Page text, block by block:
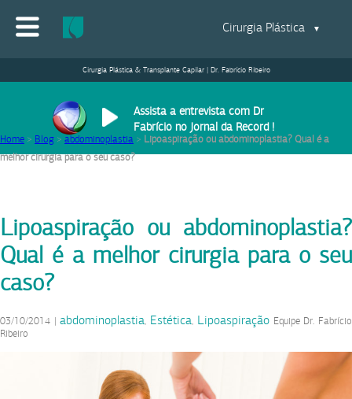
Cirurgia Plástica ▼
Cirurgia Plástica & Transplante Capilar | Dr. Fabrício Ribeiro
Assista a entrevista com Dr
Fabrício no Jornal da Record !
Home > Blog > abdominoplastia > Lipoaspiração ou abdominoplastia? Qual é a
melhor cirurgia para o seu caso?
Lipoaspiração ou abdominoplastia?
Qual é a melhor cirurgia para o seu
caso?
03/10/2014 |abdominoplastia, Estética, Lipoaspiração Equipe Dr. Fabrício
Ribeiro